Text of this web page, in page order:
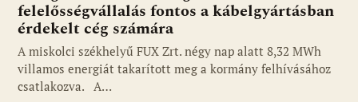
felelősségvállalás fontos a kábelgyártásban
érdekelt cég számára
A miskolci székhelyű FUX Zrt. négy nap alatt 8,32 MWh
villamos energiát takarított meg a kormány felhívásához
csatlakozva. A…